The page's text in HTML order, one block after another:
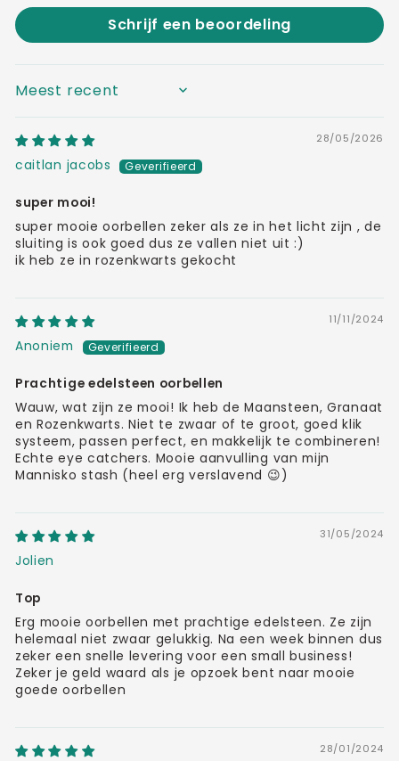
Schrijf een beoordeling
SORT BY
28/05/2026
caitlan jacobs
super mooi!
super mooie oorbellen zeker als ze in het licht zijn , de
sluiting is ook goed dus ze vallen niet uit :)
ik heb ze in rozenkwarts gekocht
11/11/2024
Anoniem
Prachtige edelsteen oorbellen
Wauw, wat zijn ze mooi! Ik heb de Maansteen, Granaat
en Rozenkwarts. Niet te zwaar of te groot, goed klik
systeem, passen perfect, en makkelijk te combineren!
Echte eye catchers. Mooie aanvulling van mijn
Mannisko stash (heel erg verslavend 😉)
31/05/2024
Jolien
Top
Erg mooie oorbellen met prachtige edelsteen. Ze zijn
helemaal niet zwaar gelukkig. Na een week binnen dus
zeker een snelle levering voor een small business!
Zeker je geld waard als je opzoek bent naar mooie
goede oorbellen
28/01/2024